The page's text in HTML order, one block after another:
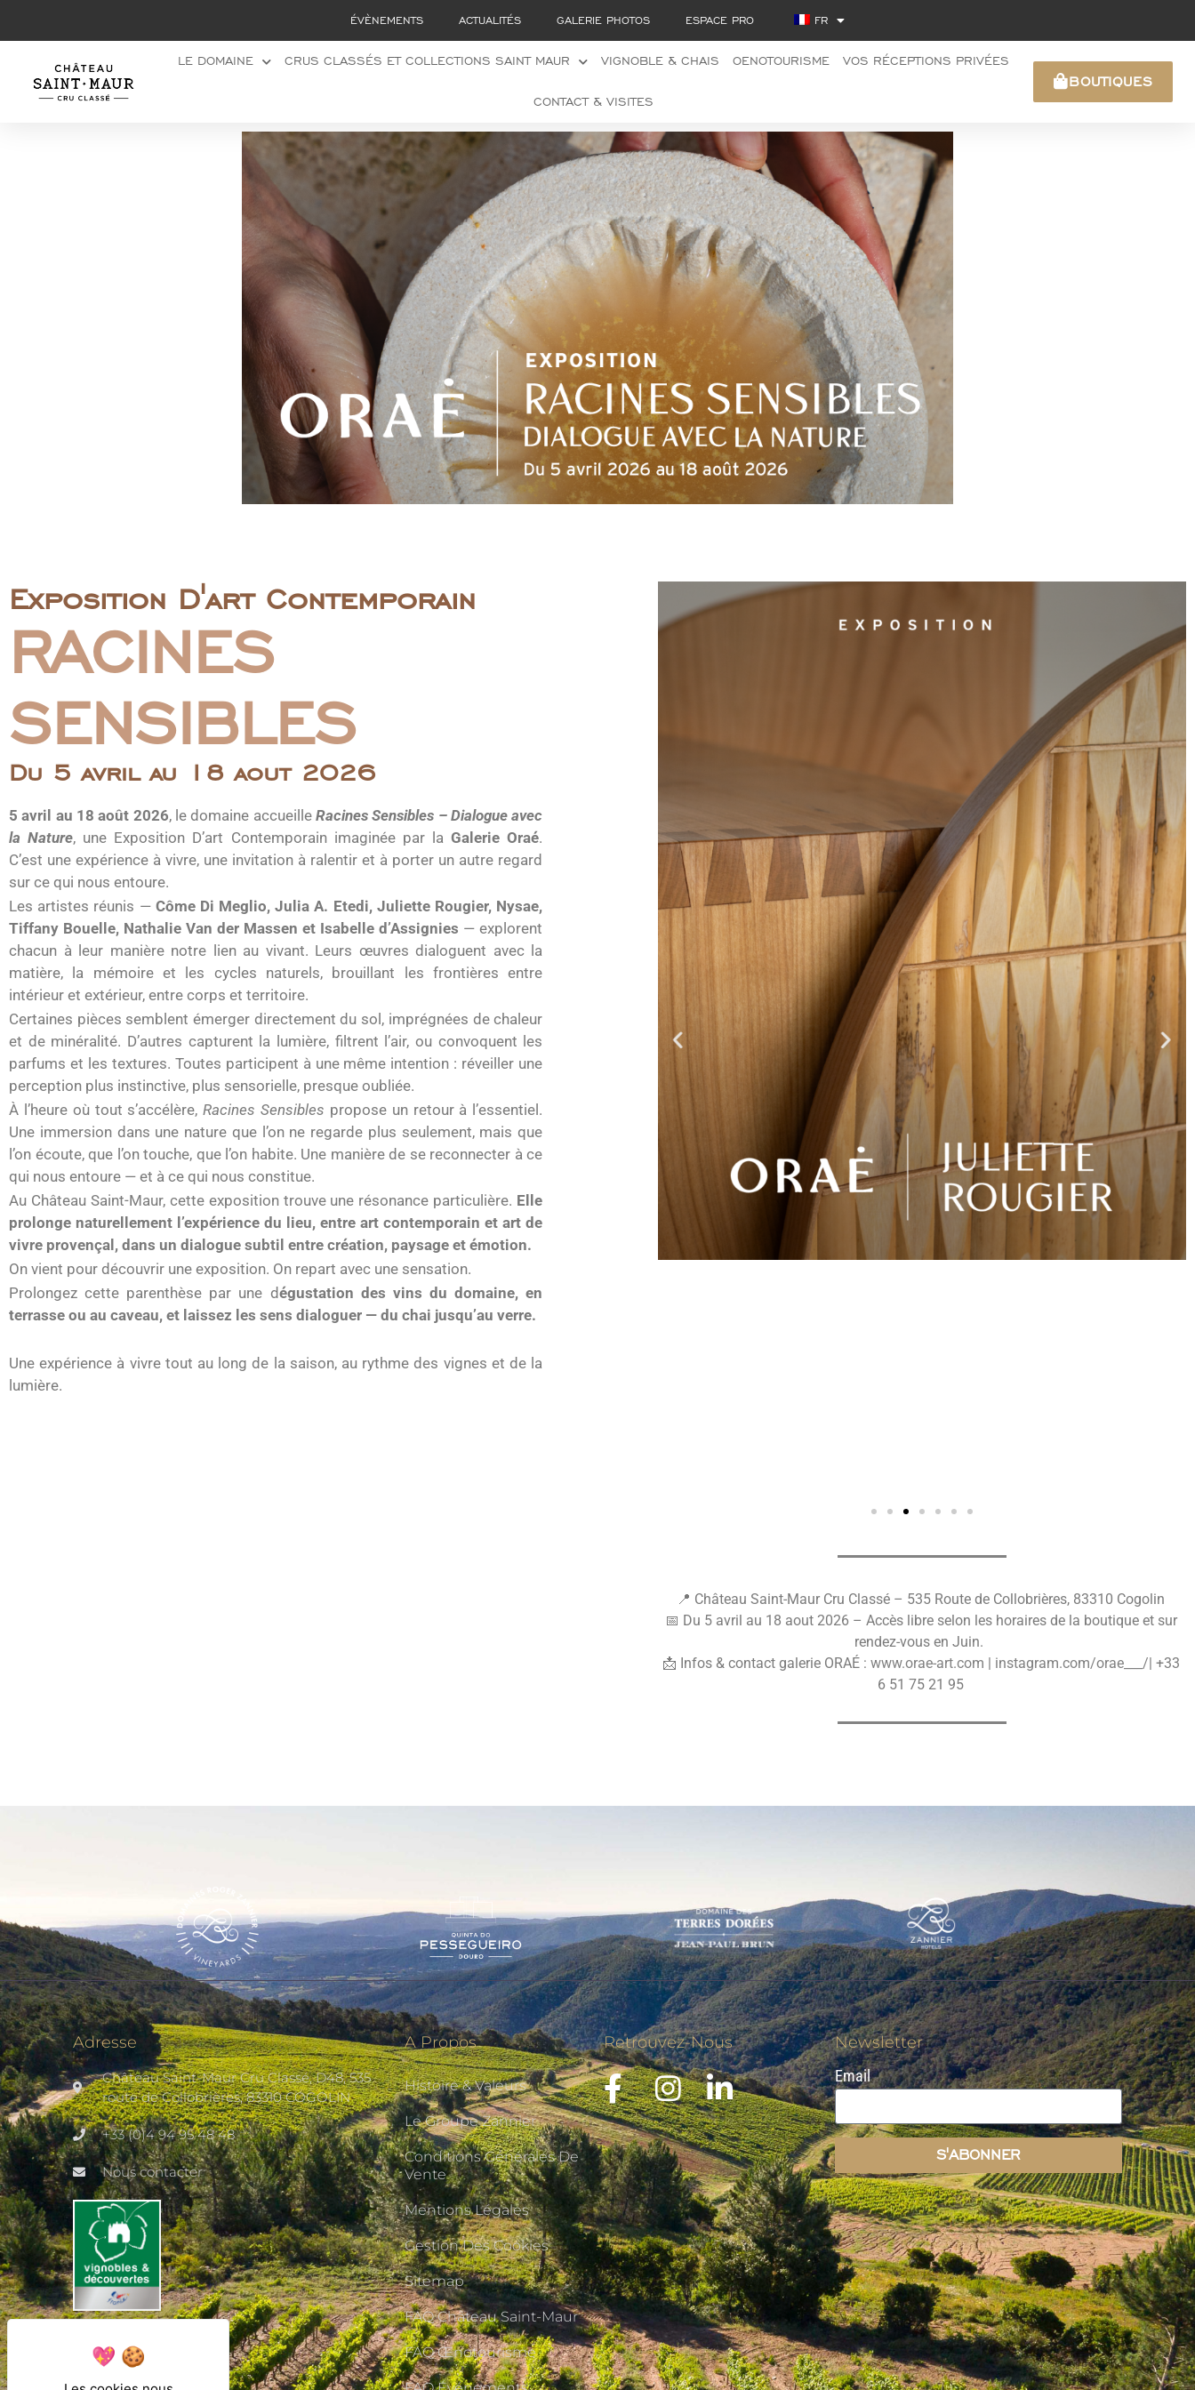
ÉVÈNEMENTS ACTUALITÉS GALERIE PHOTOS ESPACE PRO FR
LE DOMAINE CRUS CLASSÉS ET COLLECTIONS SAINT MAUR VIGNOBLE & CHAIS OENOTOURISME VOS RÉCEPTIONS PRIVÉES
CONTACT & VISITES
BOUTIQUES
Exposition D'art Contemporain
RACINES
SENSIBLES
Du 5 avril au 18 aout 2026
5 avril au 18 août 2026, le domaine accueille Racines Sensibles – Dialogue avec
la Nature, une Exposition D’art Contemporain imaginée par laGalerie Oraé.
C’est une expérience à vivre, une invitation à ralentir et à porter un autre regard
sur ce qui nous entoure.
Les artistes réunis — Côme Di Meglio, Julia A. Etedi, Juliette Rougier, Nysae,
Tiffany Bouelle, Nathalie Van der Massen et Isabelle d’Assignies — explorent
chacun à leur manière notre lien au vivant. Leurs œuvres dialoguent avec la
matière, la mémoire et les cycles naturels, brouillant les frontières entre
intérieur et extérieur, entre corps et territoire.
Certaines pièces semblent émerger directement du sol, imprégnées de chaleur
et de minéralité. D’autres capturent la lumière, filtrent l’air, ou convoquent les
parfums et les textures. Toutes participent à une même intention : réveiller une
perception plus instinctive, plus sensorielle, presque oubliée.
À l’heure où tout s’accélère,Racines Sensibles propose un retour à l’essentiel.
Une immersion dans une nature que l’on ne regarde plus seulement, mais que
l’on écoute, que l’on touche, que l’on habite. Une manière de se reconnecter à ce
qui nous entoure — et à ce qui nous constitue.
Au Château Saint-Maur, cette exposition trouve une résonance particulière. Elle
prolonge naturellement l’expérience du lieu, entre art contemporain et art de
vivre provençal, dans un dialogue subtil entre création, paysage et émotion.
On vient pour découvrir une exposition. On repart avec une sensation.
Prolongez cette parenthèse par une dégustation des vins du domaine, en
terrasse ou au caveau, et laissez les sens dialoguer — du chai jusqu’au verre.
Une expérience à vivre tout au long de la saison, au rythme des vignes et de la
lumière.
📍 Château Saint-Maur Cru Classé – 535 Route de Collobrières, 83310 Cogolin
📅 Du 5 avril au 18 aout 2026 – Accès libre selon les horaires de la boutique et sur
rendez-vous en Juin.
📩 Infos & contact galerie ORAÉ : www.orae-art.com | instagram.com/orae___/| +33
6 51 75 21 95
Adresse
Château Saint-Maur Cru Classé, D48, 535
route de Collobrières, 83310 COGOLIN
+33 (0)4 94 95 48 48
Nous contacter
A Propos
Histoire & Valeurs
Le Groupe Zannier
Conditions Générales De
Vente
Mentions Légales
Gestion Des Cookies
Sitemap
FAQ Château Saint-Maur
FAQ Œnotourisme
Retrouvez-Nous Newsletter
Email
S'ABONNER